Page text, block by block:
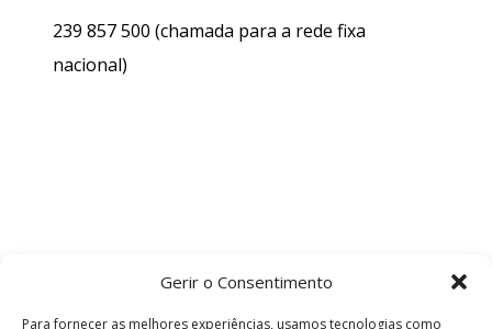
Gerir o Consentimento
Para fornecer as melhores experiências, usamos tecnologias como
239 857 500 (chamada para a rede fixa
nacional)